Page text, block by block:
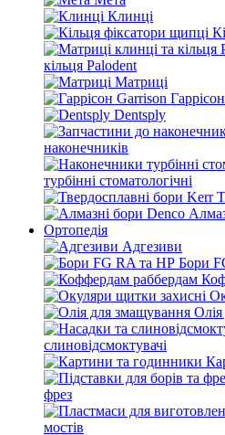
Клинці
кільця Palodent
Матриці
Dentsply
наконечників
турбінні стоматологічні
Ортопедія
Адгезиви
Бори
слиновідсмоктувачі
фрез